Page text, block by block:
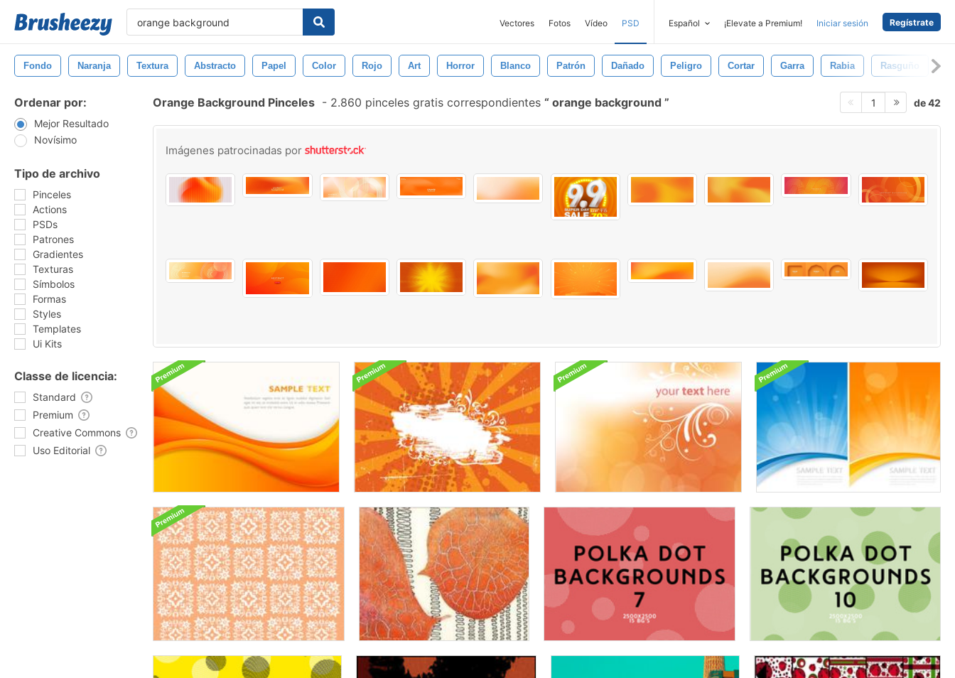
Vectores Fotos Vídeo PSD Español ¡Elevate a Premium! Iniciar sesión Regístrate
Fondo Naranja Textura Abstracto Papel Color Rojo Art Horror Blanco Patrón Dañado Peligro Cortar Garra Rabia Rasguño
Ordenar por:
Mejor Resultado
Novísimo
Tipo de archivo
Pinceles
Actions
PSDs
Patrones
Gradientes
Texturas
Símbolos
Formas
Styles
Templates
Ui Kits
Classe de licencia:
Standard
Premium
Creative Commons
Uso Editorial
Orange Background Pinceles - 2.860 pinceles gratis correspondientes orange background 1 de 42
Imágenes patrocinadas por